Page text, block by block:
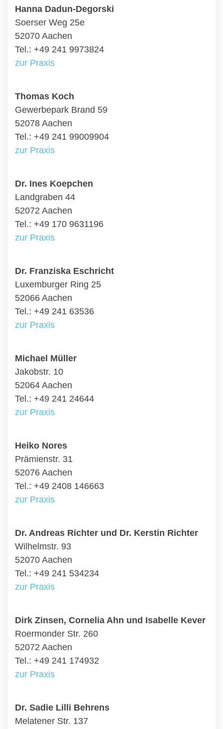
Hanna Dadun-Degorski
Soerser Weg 25e
52070 Aachen
Tel.: +49 241 9973824
zur Praxis
Thomas Koch
Gewerbepark Brand 59
52078 Aachen
Tel.: +49 241 99009904
zur Praxis
Dr. Ines Koepchen
Landgraben 44
52072 Aachen
Tel.: +49 170 9631196
zur Praxis
Dr. Franziska Eschricht
Luxemburger Ring 25
52066 Aachen
Tel.: +49 241 63536
zur Praxis
Michael Müller
Jakobstr. 10
52064 Aachen
Tel.: +49 241 24644
zur Praxis
Heiko Nores
Prämienstr. 31
52076 Aachen
Tel.: +49 2408 146663
zur Praxis
Dr. Andreas Richter und Dr. Kerstin Richter
Wilhelmstr. 93
52070 Aachen
Tel.: +49 241 534234
zur Praxis
Dirk Zinsen, Cornelia Ahn und Isabelle Kever
Roermonder Str. 260
52072 Aachen
Tel.: +49 241 174932
zur Praxis
Dr. Sadie Lilli Behrens
Melatener Str. 137